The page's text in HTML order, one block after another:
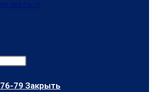
288-76-79
79 Закрыть